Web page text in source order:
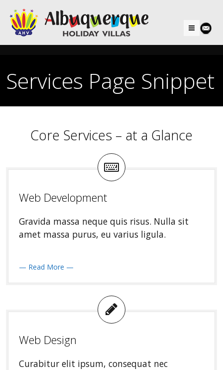
Menu
Services Page Snippet
Core Services – at a Glance
Web Development
Gravida massa neque quis risus. Nulla sit
amet massa purus, eu varius ligula.
— Read More —
Web Design
Curabitur elit ipsum, consequat nec